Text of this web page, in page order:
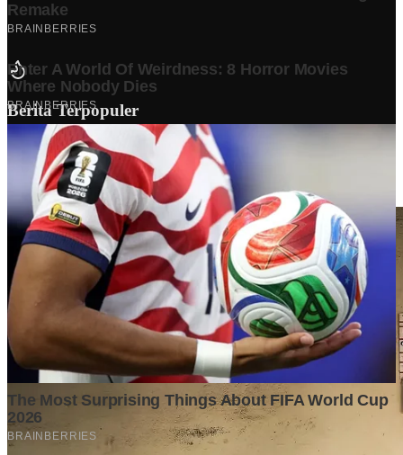
Berita Terpopuler
Surat Somasi Penyerobotan Tanah Terbaru 2024, Lengkap
Dengan Penjelasannya!
Tech ·2 years ago